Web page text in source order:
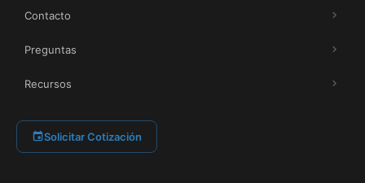
Contacto
Preguntas
Recursos
Solicitar Cotización